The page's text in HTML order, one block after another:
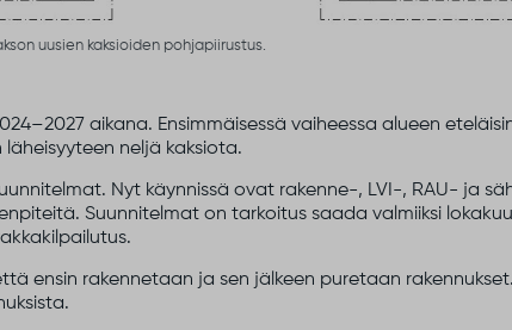
uusien kaksioiden pohjapiirustus.
aikana. Ensimmäisessä vaiheessa alueen
läheisyyteen neljä kaksiota.
Nyt käynnissä ovat rakenne-, LVI-, RAU- ja
Suunnitelmat on tarkoitus saada valmiiksi
ensin rakennetaan ja sen jälkeen puretaan